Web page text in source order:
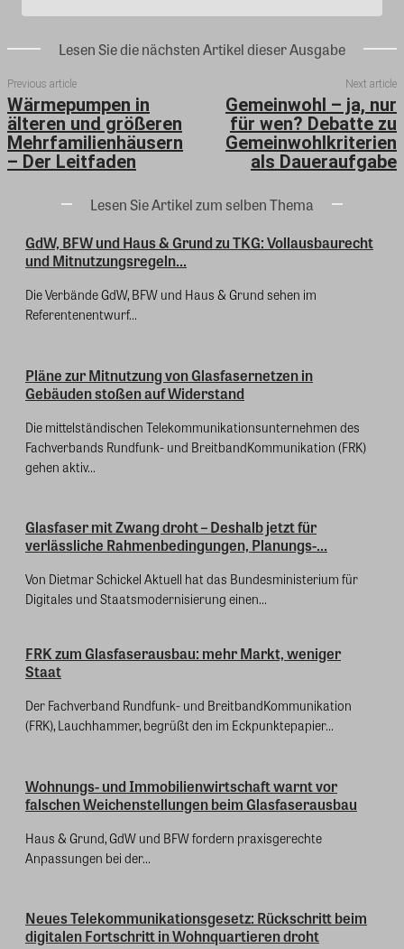
Lesen Sie die nächsten Artikel dieser Ausgabe
Previous article
Wärmepumpen in
älteren und größeren
Mehrfamilienhäusern
– Der Leitfaden
Next article
Gemeinwohl – ja, nur
für wen? Debatte zu
Gemeinwohlkriterien
als Daueraufgabe
Lesen Sie Artikel zum selben Thema
GdW, BFW und Haus & Grund zu TKG: Vollausbaurecht
und Mitnutzungsregeln...
Die Verbände GdW, BFW und Haus & Grund sehen im
Referentenentwurf...
Pläne zur Mitnutzung von Glasfasernetzen in
Gebäuden stoßen auf Widerstand
Die mittelständischen Telekommunikationsunternehmen des
Fachverbands Rundfunk- und BreitbandKommunikation (FRK)
gehen aktiv...
Glasfaser mit Zwang droht – Deshalb jetzt für
verlässliche Rahmenbedingungen, Planungs-...
Von Dietmar Schickel Aktuell hat das Bundesministerium für
Digitales und Staatsmodernisierung einen...
FRK zum Glasfaserausbau: mehr Markt, weniger
Staat
Der Fachverband Rundfunk- und BreitbandKommunikation
(FRK), Lauchhammer, begrüßt den im Eckpunktepapier...
Wohnungs- und Immobilienwirtschaft warnt vor
falschen Weichenstellungen beim Glasfaserausbau
Haus & Grund, GdW und BFW fordern praxisgerechte
Anpassungen bei der...
Neues Telekommunikationsgesetz: Rückschritt beim
digitalen Fortschritt in Wohnquartieren droht